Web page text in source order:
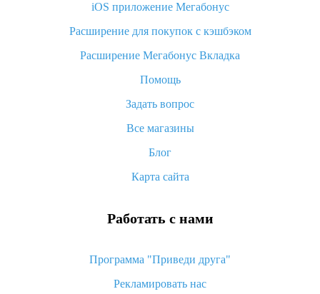
Что такое баллы на Алиэкспресс, как их получить и
«AliExpress Standard Shipping»: что это за метод доставки и
как его отслеживать
Как покупать оптом на Алиэкспресс
Что делать, если не пришел товар с Алиэкспресс
возврата денег
iOS приложение Мегабонус
Расширение для покупок с кэшбэком
Расширение Мегабонус Вкладка
Помощь
Задать вопрос
Все магазины
Блог
Карта сайта
Работать с нами
Программа "Приведи друга"
Рекламировать нас